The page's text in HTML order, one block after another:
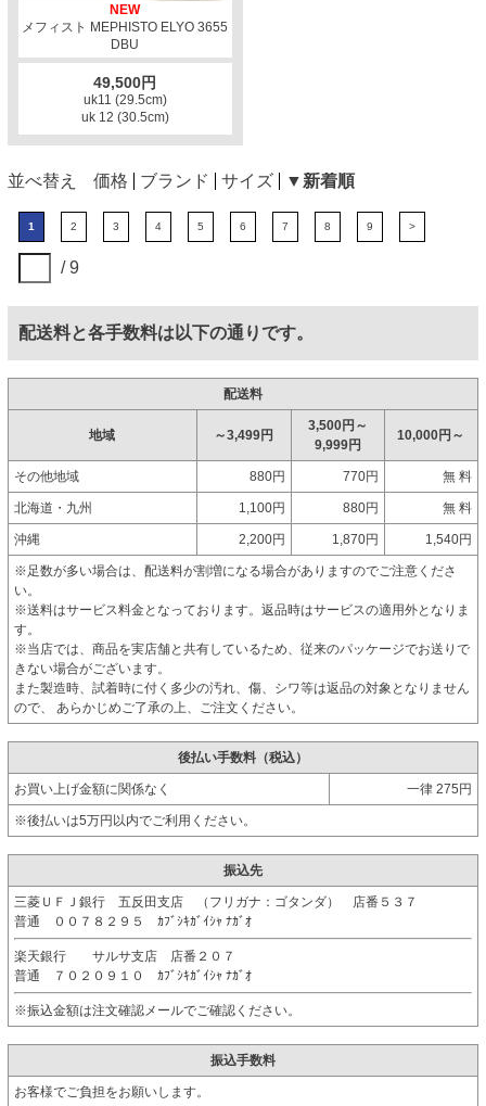
NEW
メフィスト MEPHISTO ELYO 3655
DBU
49,500円
uk11 (29.5cm)
uk 12 (30.5cm)
並べ替え 価格 ブランド サイズ ▼新着順
1 2 3 4 5 6 7 8 9 >
/ 9
配送料と各手数料は以下の通りです。
配送料
地域 ～3,499円
3,500円～
9,999円
10,000円～
その他地域 880円 770円 無 料
北海道・九州 1,100円 880円 無 料
沖縄 2,200円 1,870円 1,540円
※足数が多い場合は、配送料が割増になる場合がありますのでご注意くださ
い。
※送料はサービス料金となっております。返品時はサービスの適用外となりま
す。
※当店では、商品を実店舗と共有しているため、従来のパッケージでお送りで
きない場合がございます。
また製造時、試着時に付く多少の汚れ、傷、シワ等は返品の対象となりません
ので、 あらかじめご了承の上、ご注文ください。
後払い手数料（税込）
お買い上げ金額に関係なく 一律 275円
※後払いは5万円以内でご利用ください。
振込先
三菱ＵＦＪ銀行 五反田支店 （フリガナ：ゴタンダ） 店番５３７
普通 ００７８２９５ ｶﾌﾞｼｷｶﾞｲｼｬ ﾅｶﾞｵ
楽天銀行 サルサ支店 店番２０７
普通 ７０２０９１０ ｶﾌﾞｼｷｶﾞｲｼｬ ﾅｶﾞｵ
※振込金額は注文確認メールでご確認ください。
振込手数料
お客様でご負担をお願いします。